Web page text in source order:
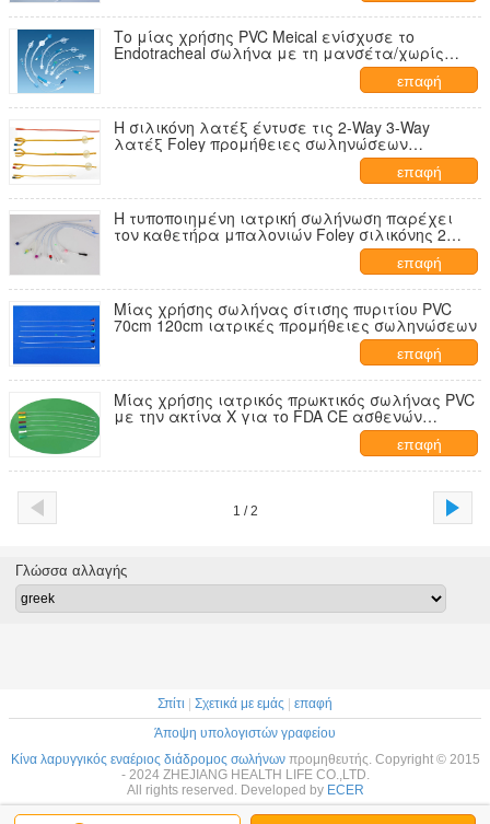
Το μίας χρήσης PVC Meical ενίσχυσε το
Endotracheal σωλήνα με τη μανσέτα/χωρίς
επαφή
Η σιλικόνη λατέξ έντυσε τις 2-Way 3-Way
λατέξ Foley προμήθειες σωληνώσεων
επαφή
Η τυποποιημένη ιατρική σωλήνωση παρέχει
τον καθετήρα μπαλονιών Foley σιλικόνης 2
επαφή
Μίας χρήσης σωλήνας σίτισης πυριτίου PVC
70cm 120cm ιατρικές προμήθειες σωληνώσεων
επαφή
Μίας χρήσης ιατρικός πρωκτικός σωλήνας PVC
με την ακτίνα X για το FDA CE ασθενών
επαφή
1 / 2
Γλώσσα αλλαγής
Σπίτι Σχετικά με εμάς
επαφή
Άποψη υπολογιστών γραφείου
Κίνα λαρυγγικός εναέριος διάδρομος σωλήνωνπρομηθευτής. Copyright © 2015
- 2024 ZHEJIANG HEALTH LIFE CO.,LTD.
All rights reserved. Developed by ECER